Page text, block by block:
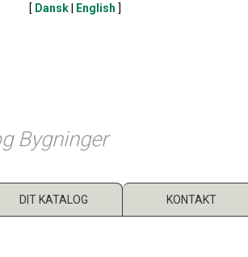
[ Dansk English ]
Bygninger
DIT KATALOG KONTAKT